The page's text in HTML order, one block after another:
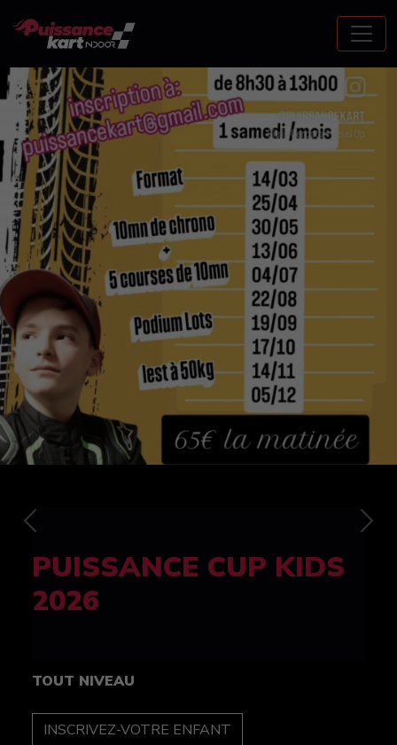
FELINE CUP 100%
féminine
TOUT NIVEAU
INSCRIPTION
Previous Next